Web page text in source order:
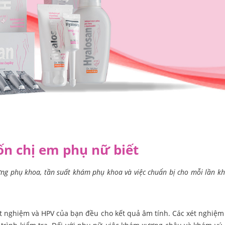
chị em phụ nữ biết
phụ khoa, tần suất khám phụ khoa và việc chuẩn bị cho mỗi lần
và HPV của bạn đều cho kết quả âm tính. Các xét